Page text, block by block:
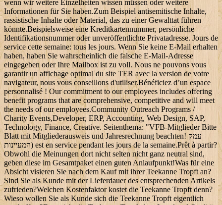
wenn wir weitere Einzelheiten wissen müssen oder weitere
Informationen für Sie haben.Zum Beispiel antisemitische Inhalte,
rassistische Inhalte oder Material, das zu einer Gewalttat führen
könnte.Beispielsweise eine Kreditkartennummer, persönliche
Identifikationsnummer oder unveröffentlichte Privatadresse. Jours de
service cette semaine: tous les jours. Wenn Sie keine E-Mail erhalten
haben, haben Sie wahrscheinlich die falsche E-Mail-Adresse
eingegeben oder Ihre Mailbox ist zu voll. Nous ne pouvons vous
garantir un affichage optimal du site TER avec la version de votre
navigateur, nous vous conseillons d'utiliser.Bénéficiez d’un espace
personnalisé ! Our commitment to our employees includes offering
benefit programs that are comprehensive, competitive and will meet
the needs of our employees.Community Outreach Programs /
Charity Events,Developer, ERP, Accounting, Web Design, SAP,
Technology, Finance, Creative. Seitenthema: "VFB-Mitglieder Bitte
Blatt mit Mitgliederausweis und Jahresrechnung beachten! עמק
המעיינות) est en service pendant les jours de la semaine.Prêt à partir?
Obwohl die Meinungen dort nicht selten nicht ganz neutral sind,
geben diese im Gesamtpaket einen guten Anlaufpunkt!Was für eine
Absicht visieren Sie nach dem Kauf mit ihrer Teekanne Tropft an?
Sind Sie als Kunde mit der Lieferdauer des entsprechenden Artikels
zufrieden?Welchen Kostenfaktor kostet die Teekanne Tropft denn?
Wieso wollen Sie als Kunde sich die Teekanne Tropft eigentlich